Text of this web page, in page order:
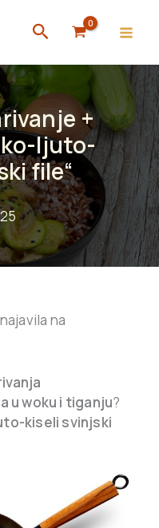
Search
+
ljuto-
file“
na
u woku i tiganju?
kiseli svinjski